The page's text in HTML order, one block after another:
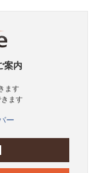
案内
ます
ます
ー